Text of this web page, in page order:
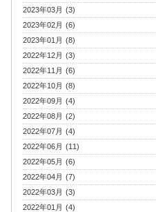
2023年03月 (3)
2023年02月 (6)
2023年01月 (8)
2022年12月 (3)
2022年11月 (6)
2022年10月 (8)
2022年09月 (4)
2022年08月 (2)
2022年07月 (4)
2022年06月 (11)
2022年05月 (6)
2022年04月 (7)
2022年03月 (3)
2022年01月 (4)